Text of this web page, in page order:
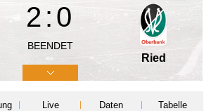
2:0
BEENDET
Ried
Live Daten Tabelle